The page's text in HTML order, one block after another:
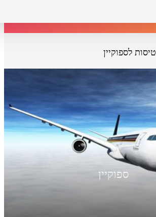
טיסות לספוקיין
ספוקיין